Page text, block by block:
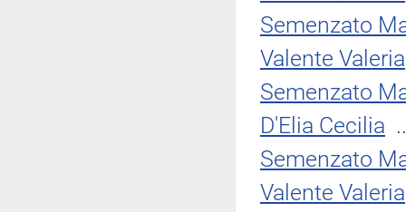
Semenzato
Valente Valeria
Semenzato
D'Elia Cecilia
Semenzato
Valente Valeria